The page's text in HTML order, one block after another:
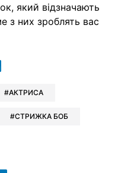
який відзначають
з них зроблять вас
у Xу Viber
у Whatsapp
у Messenger
відправити у LinkedIn
АКТРИСА
СТРИЖКА БОБ